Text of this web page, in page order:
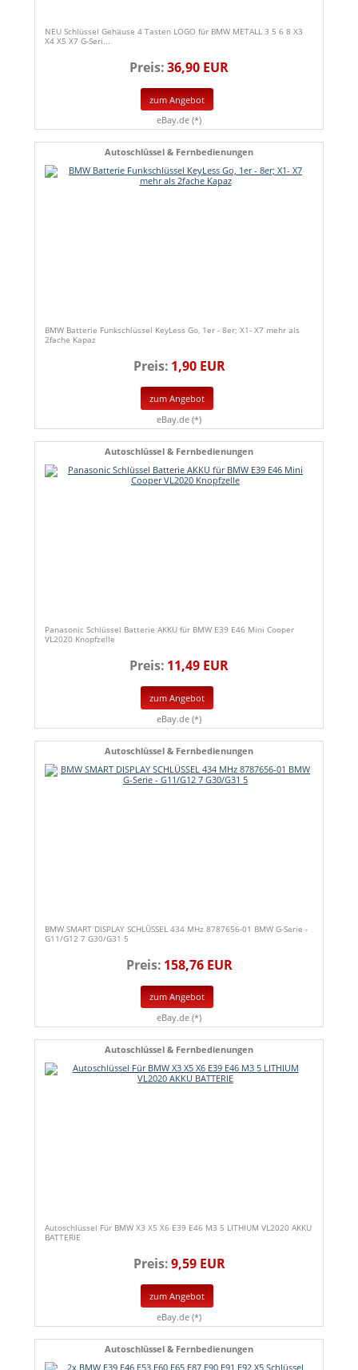
NEU Schlüssel Gehäuse 4 Tasten LOGO für BMW METALL 3 5 6 8 X3
X4 X5 X7 G-Seri...
Preis:36,90 EUR
zum Angebot
eBay.de (*)
Autoschlüssel & Fernbedienungen
BMW Batterie Funkschlüssel KeyLess Go, 1er - 8er; X1- X7 mehr als
2fache Kapaz
Preis: 1,90 EUR
zum Angebot
eBay.de (*)
Autoschlüssel & Fernbedienungen
Panasonic Schlüssel Batterie AKKU für BMW E39 E46 Mini Cooper
VL2020 Knopfzelle
Preis: 11,49 EUR
zum Angebot
eBay.de (*)
Autoschlüssel & Fernbedienungen
BMW SMART DISPLAY SCHLÜSSEL 434 MHz 8787656-01 BMW G-Serie -
G11/G12 7 G30/G31 5
Preis: 158,76 EUR
zum Angebot
eBay.de (*)
Autoschlüssel & Fernbedienungen
Autoschlüssel Für BMW X3 X5 X6 E39 E46 M3 5 LITHIUM VL2020 AKKU
BATTERIE
Preis:9,59 EUR
zum Angebot
eBay.de (*)
Autoschlüssel & Fernbedienungen